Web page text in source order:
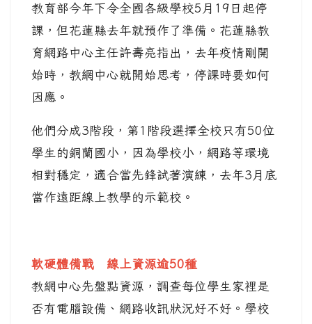
教育部今年下令全國各級學校5月19日起停
課，但花蓮縣去年就預作了準備。花蓮縣教
育網路中心主任許壽亮指出，去年疫情剛開
始時，教網中心就開始思考，停課時要如何
因應。
他們分成3階段，第1階段選擇全校只有50位
學生的銅蘭國小，因為學校小，網路等環境
相對穩定，適合當先鋒試著演練，去年3月底
當作遠距線上教學的示範校。
軟硬體備戰 線上資源逾50種
教網中心先盤點資源，調查每位學生家裡是
否有電腦設備、網路收訊狀況好不好。學校